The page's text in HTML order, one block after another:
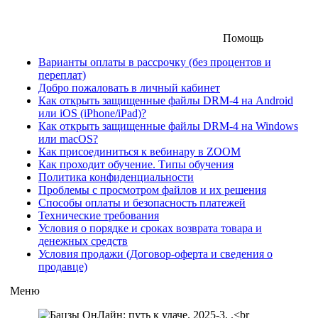
Помощь
Варианты оплаты в рассрочку (без процентов и
переплат)
Добро пожаловать в личный кабинет
Как открыть защищенные файлы DRM-4 на Android
или iOS (iPhone/iPad)?
Как открыть защищенные файлы DRM-4 на Windows
или macOS?
Как присоединиться к вебинару в ZOOM
Как проходит обучение. Типы обучения
Политика конфиденциальности
Проблемы с просмотром файлов и их решения
Способы оплаты и безопасность платежей
Технические требования
Условия о порядке и сроках возврата товара и
денежных средств
Условия продажи (Договор-оферта и сведения о
продавце)
Меню